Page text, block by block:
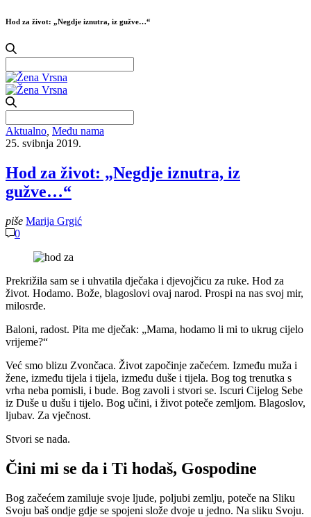
Hod za život: „Negdje iznutra, iz gužve…“
for:
for:
Aktualno Među nama
25. svibnja 2019.
Hod za život: „Negdje iznutra, iz
gužve…“
piše Marija Grgić
0
Prekrižila sam se i uhvatila dječaka i djevojčicu za ruke. Hod za
život. Hodamo. Bože, blagoslovi ovaj narod. Prospi na nas svoj mir,
milosrđe.
Baloni, radost. Pita me dječak: „Mama, hodamo li mi to ukrug cijelo
vrijeme?“
Već smo blizu Zvončaca. Život započinje začećem. Između muža i
žene, između tijela i tijela, između duše i tijela. Bog tog trenutka s
vrha neba pomisli, i bude. Bog zavoli i stvori se. Iscuri Cijelog Sebe
iz Duše u dušu i tijelo. Bog učini, i život poteče zemljom. Blagoslov,
ljubav. Za vječnost.
Stvori se nada.
Čini mi se da i Ti hodaš, Gospodine
Bog začećem zamiluje svoje ljude, poljubi zemlju, poteče na Sliku
Svoju baš ondje gdje se spojeni slože dvoje u jedno. Na sliku Svoju.